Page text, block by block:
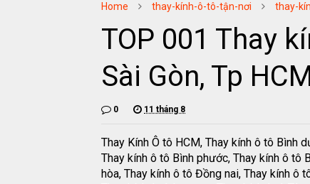
Home thay-kính-ô-tô-tận-nơi thay-
TOP 001 Thay
Sài Gòn, Tp
0 11 tháng 8
Thay Kính Ô tô HCM, Thay kính ô tô Bình
Thay kính ô tô Bình phước, Thay kính ô tô
hòa, Thay kính ô tô Đồng nai, Thay kính ô